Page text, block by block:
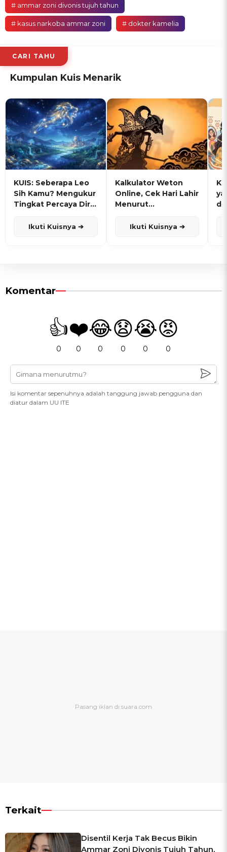
# ammar zoni divonis tujuh tahun
# kasus narkoba ammar zoni # dokter kamelia
CARI TAHU
Kumpulan Kuis Menarik
KUIS: Seberapa Leo
Sih Kamu? Mengukur
Tingkat Percaya Diri
Ikuti Kuisnya ➔
Kalkulator Weton
Online, Cek Hari Lahir
Menurut
Ikuti Kuisnya ➔
Komentar
👍
0
❤️
0
😂
0
😧
0
😭
0
😡
0
Isi komentar sepenuhnya adalah tanggung jawab pengguna dan
diatur dalam UU ITE
Terkait
Disentil Kerja Tak Becus Bikin
Ammar Zoni Divonis Tujuh Tahun,